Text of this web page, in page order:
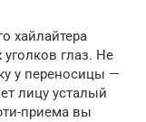
хайлайтера
глаз. Не
у переносицы —
лицу усталый
приема вы